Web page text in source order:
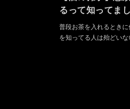
るって知ってま
普段お茶を入れるとき
を知ってる人は殆どい